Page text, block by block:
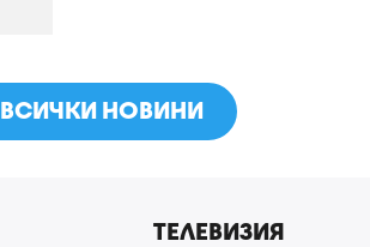
ВСИЧКИ НОВИНИ
ТЕЛЕВИЗИЯ